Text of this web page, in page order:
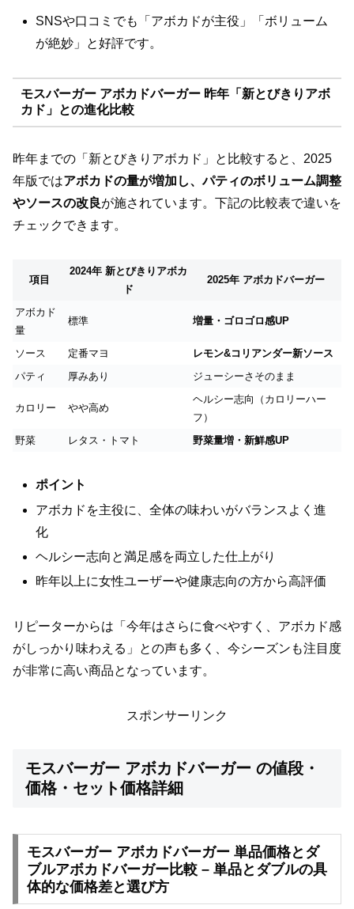
SNSや口コミでも「アボカドが主役」「ボリューム
が絶妙」と好評です。
モスバーガー アボカドバーガー 昨年「新とびきりアボ
カド」との進化比較
昨年までの「新とびきりアボカド」と比較すると、2025
年版ではアボカドの量が増加し、パティのボリューム調整
やソースの改良が施されています。下記の比較表で違いを
チェックできます。
項目
2024年 新とびきりアボカ
ド
2025年 アボカドバーガー
アボカド
量
標準 増量・ゴロゴロ感UP
ソース 定番マヨ
レモン&コリアンダー新ソース
パティ
厚みあり ジューシーさそのまま
カロリー やや高め
ヘルシー志向（カロリーハー
フ）
野菜
レタス・トマト 野菜量増・新鮮感UP
ポイント
アボカドを主役に、全体の味わいがバランスよく進
化
ヘルシー志向と満足感を両立した仕上がり
昨年以上に女性ユーザーや健康志向の方から高評価
リピーターからは「今年はさらに食べやすく、アボカド感
がしっかり味わえる」との声も多く、今シーズンも注目度
が非常に高い商品となっています。
スポンサーリンク
モスバーガー アボカドバーガー の値段・
価格・セット価格詳細
モスバーガー アボカドバーガー 単品価格とダ
ブルアボカドバーガー比較 – 単品とダブルの具
体的な価格差と選び方